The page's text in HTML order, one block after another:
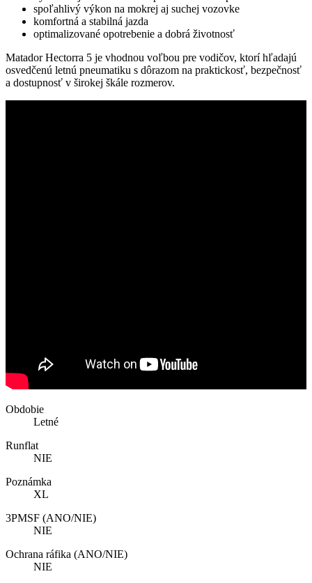
spoľahlivý výkon na mokrej aj suchej vozovke
komfortná a stabilná jazda
optimalizované opotrebenie a dobrá životnosť
Matador Hectorra 5 je vhodnou voľbou pre vodičov, ktorí hľadajú
osvedčenú letnú pneumatiku s dôrazom na praktickosť, bezpečnosť
a dostupnosť v širokej škále rozmerov.
Obdobie
Letné
Runflat
NIE
Poznámka
XL
3PMSF (ANO/NIE)
NIE
Ochrana ráfika (ANO/NIE)
NIE